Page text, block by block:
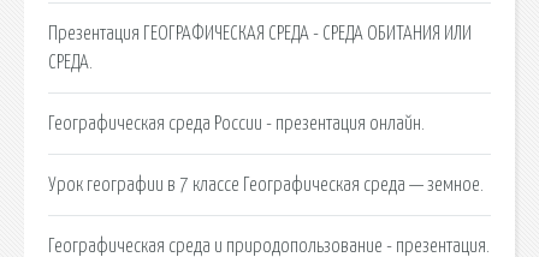
Презентация ГЕОГРАФИЧЕСКАЯ СРЕДА - СРЕДА ОБИТАНИЯ ИЛИ
СРЕДА.
Географическая среда России - презентация онлайн.
Урок географии в 7 классе Географическая среда — земное.
Географическая среда и природопользование - презентация.